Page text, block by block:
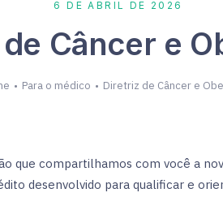
6 DE ABRIL DE 2026
Câncer e
Para o médico Diretriz de Câncer e
que compartilhamos com você a
desenvolvido para qualificar e